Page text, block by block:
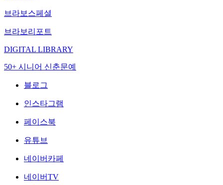
브라보스페셜
브라보리포트
DIGITAL LIBRARY
50+ 시니어 신춘문예
블로그
인스타그램
페이스북
유튜브
네이버카페
네이버TV